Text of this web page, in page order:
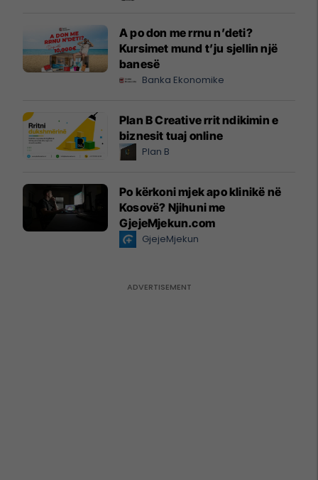
A po don me rrnu n’deti?
Kursimet mund t’ju sjellin një
banesë
Banka Ekonomike
Plan B Creative rrit ndikimin e
biznesit tuaj online
Plan B
Po kërkoni mjek apo klinikë në
Kosovë? Njihuni me
GjejeMjekun.com
GjejeMjekun